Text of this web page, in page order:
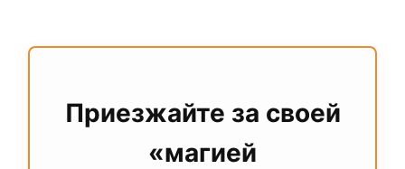
производителей, потрогать ткани и
сразу оформить покупку или заказать
индивидуальное изготовление.
Приезжайте за своей
«магией